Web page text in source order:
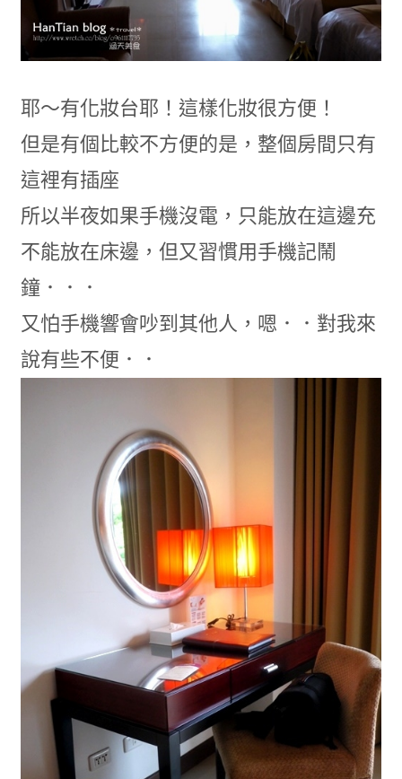
耶～有化妝台耶！這樣化妝很方便！
但是有個比較不方便的是，整個房間只有
這裡有插座
所以半夜如果手機沒電，只能放在這邊充
不能放在床邊，但又習慣用手機記鬧
鐘．．．
又怕手機響會吵到其他人，嗯．．對我來
說有些不便．．